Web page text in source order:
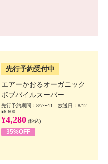
先行予約受付中
エアーかおるオーガニック
ボブパイルスーパー...
先行予約期間：8/7〜11 放送日：8/12
¥6,600
¥4,280 (税込)
35%OFF